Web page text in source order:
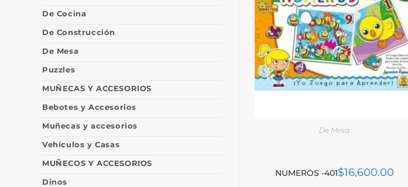
De Mesa
NUMEROS -401$16,600.00
De Cocina
De Construcción
De Mesa
Puzzles
MUÑECAS Y ACCESORIOS
Bebotes y Accesorios
Muñecas y accesorios
Vehículos y Casas
MUÑECOS Y ACCESORIOS
Dinos